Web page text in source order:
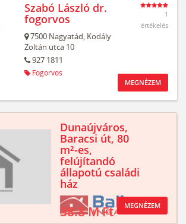
Szabó László dr.
fogorvos
7500 Nagyatád, Kodály
Zoltán utca 10
927 1811
Fogorvos
1
értékelés
MEGNÉZEM
Dunaújváros,
Baracsi út, 80
m²-es,
felújítandó
állapotú családi
ház
38.8 M Ft MEGNÉZEM